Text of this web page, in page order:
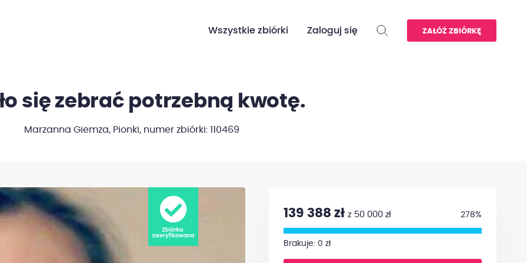
Wszystkie zbiórki Zaloguj się ZAŁÓŻ ZBIÓRKĘ
się zebrać potrzebną kwotę.
Marzanna Giemza, Pionki, numer zbiórki: 110469
139 388 zł z 50 000 zł 278%
Brakuje: 0 zł